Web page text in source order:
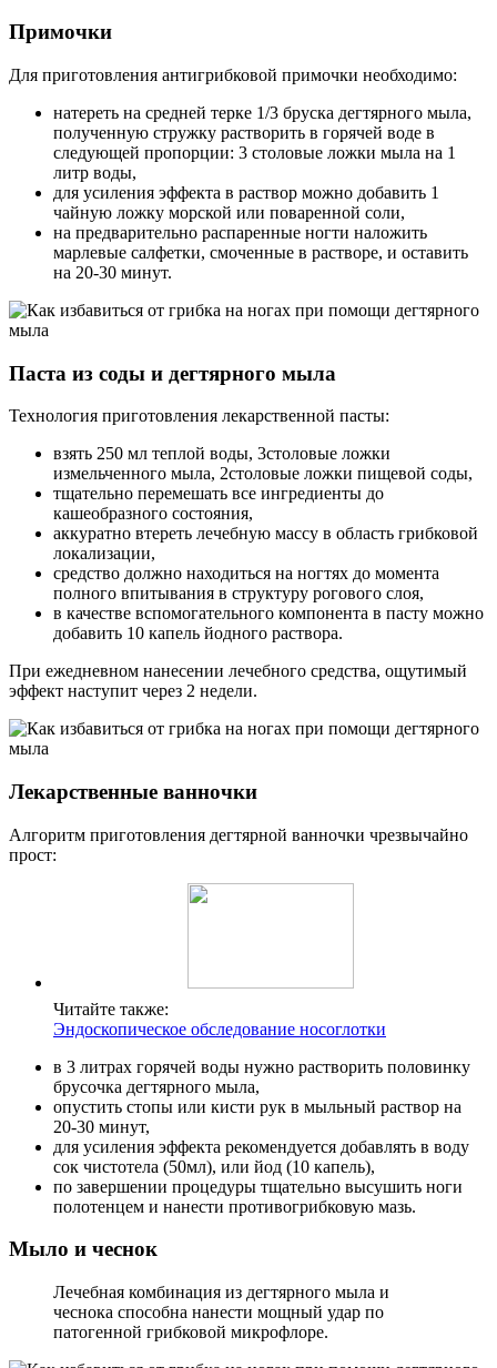
Примочки
Для приготовления антигрибковой примочки необходимо:
натереть на средней терке 1/3 бруска дегтярного мыла,
полученную стружку растворить в горячей воде в
следующей пропорции: 3 столовые ложки мыла на 1
литр воды,
для усиления эффекта в раствор можно добавить 1
чайную ложку морской или поваренной соли,
на предварительно распаренные ногти наложить
марлевые салфетки, смоченные в растворе, и оставить
на 20-30 минут.
Паста из соды и дегтярного мыла
Технология приготовления лекарственной пасты:
взять 250 мл теплой воды, 3столовые ложки
измельченного мыла, 2столовые ложки пищевой соды,
тщательно перемешать все ингредиенты до
кашеобразного состояния,
аккуратно втереть лечебную массу в область грибковой
локализации,
средство должно находиться на ногтях до момента
полного впитывания в структуру рогового слоя,
в качестве вспомогательного компонента в пасту можно
добавить 10 капель йодного раствора.
При ежедневном нанесении лечебного средства, ощутимый
эффект наступит через 2 недели.
Лекарственные ванночки
Алгоритм приготовления дегтярной ванночки чрезвычайно
прост:
Читайте также:
Эндоскопическое обследование носоглотки
в 3 литрах горячей воды нужно растворить половинку
брусочка дегтярного мыла,
опустить стопы или кисти рук в мыльный раствор на
20-30 минут,
для усиления эффекта рекомендуется добавлять в воду
сок чистотела (50мл), или йод (10 капель),
по завершении процедуры тщательно высушить ноги
полотенцем и нанести противогрибковую мазь.
Мыло и чеснок
Лечебная комбинация из дегтярного мыла и
чеснока способна нанести мощный удар по
патогенной грибковой микрофлоре.